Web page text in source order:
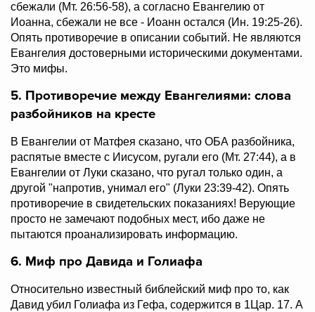
сбежали (Мт. 26:56-58), а согласно Евангелию от
Иоанна, сбежали не все - Иоанн остался (Ин. 19:25-26).
Опять противоречие в описании событий. Не являются
Евангелия достоверными историческими документами.
Это мифы.
5. Противоречие между Евангелиями: слова
разбойников на кресте
В Евангелии от Матфея сказано, что ОБА разбойника,
распятые вместе с Иисусом, ругали его (Мт. 27:44), а в
Евангелии от Луки сказано, что ругал только один, а
другой "напротив, унимал его" (Луки 23:39-42). Опять
противоречие в свидетельских показаниях! Верующие
просто не замечают подобных мест, ибо даже не
пытаются проанализировать информацию.
6. Миф про Давида и Голиафа
Относительно известный библейский миф про то, как
Давид убил Голиафа из Гефа, содержится в 1Цар. 17. А